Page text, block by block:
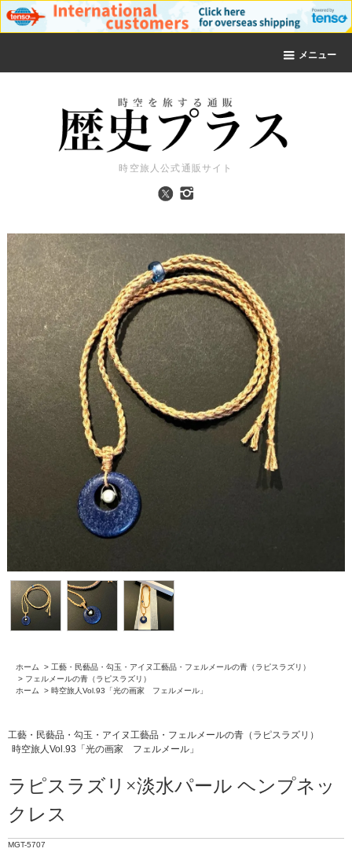
メニュー
時空旅人公式通販サイト
ホーム > 工藝・民藝品・勾玉・アイヌ工藝品・フェルメールの青（ラピスラズリ）
> フェルメールの青（ラピスラズリ）
ホーム
> 時空旅人Vol.93「光の画家 フェルメール」
工藝・民藝品・勾玉・アイヌ工藝品・フェルメールの青（ラピスラズリ）
時空旅人Vol.93「光の画家 フェルメール」
ラピスラズリ×淡水パール ヘンプネッ
クレス
MGT-5707